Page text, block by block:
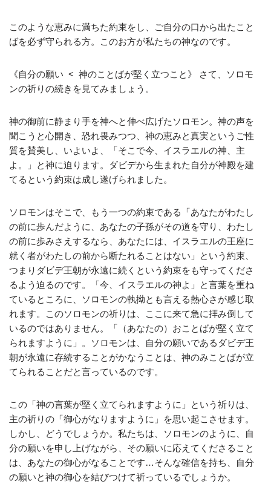
このような恵みに満ちた約束をし、ご自分の口から出たこと
ばを必ず守られる方。このお方が私たちの神なのです。
《自分の願い < 神のことばが堅く立つこと》 さて、ソロモ
ンの祈りの続きを見てみましょう。
神の御前に静まり手を神へと伸べ広げたソロモン。神の声を
聞こうと心開き、恐れ畏みつつ、神の恵みと真実というご性
質を賛美し、いよいよ、「そこで今、イスラエルの神、主
よ。」と神に迫ります。ダビデから生まれた自分が神殿を建
てるという約束は成し遂げられました。
ソロモンはそこで、もう一つの約束である「あなたがわたし
の前に歩んだように、あなたの子孫がその道を守り、わたし
の前に歩みさえするなら、あなたには、イスラエルの王座に
就く者がわたしの前から断たれることはない」という約束、
つまりダビデ王朝が永遠に続くという約束をも守ってくださ
るよう迫るのです。「今、イスラエルの神よ」と言葉を重ね
ているところに、ソロモンの執拗とも言える熱心さが感じ取
れます。このソロモンの祈りは、ここに来て急に拝み倒して
いるのではありません。「（あなたの）おことばが堅く立て
られますように」。ソロモンは、自分の願いであるダビデ王
朝が永遠に存続することがかなうことは、神のみことばが立
てられることだと言っているのです。
この「神の言葉が堅く立てられますように」という祈りは、
主の祈りの「御心がなりますように」を思い起こさせます。
しかし、どうでしょうか。私たちは、ソロモンのように、自
分の願いを申し上げながら、その願いに応えてくださること
は、あなたの御心がなることです…そんな確信を持ち、自分
の願いと神の御心を結びつけて祈っているでしょうか。